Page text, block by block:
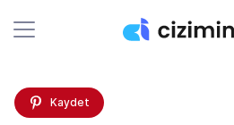
Kaydet